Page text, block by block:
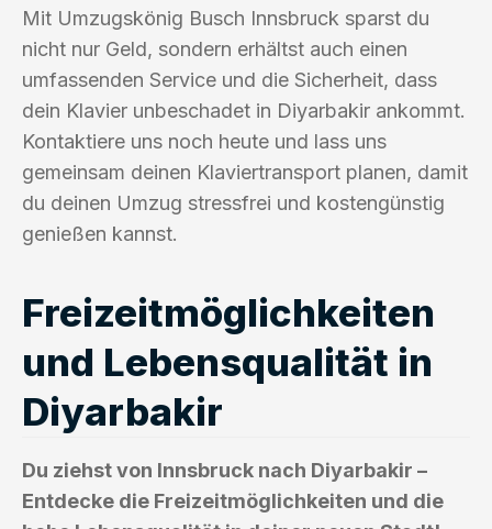
Mit Umzugskönig Busch Innsbruck sparst du
nicht nur Geld, sondern erhältst auch einen
umfassenden Service und die Sicherheit, dass
dein Klavier unbeschadet in Diyarbakir ankommt.
Kontaktiere uns noch heute und lass uns
gemeinsam deinen Klaviertransport planen, damit
du deinen Umzug stressfrei und kostengünstig
genießen kannst.
Freizeitmöglichkeiten
und Lebensqualität in
Diyarbakir
Du ziehst von Innsbruck nach Diyarbakir –
Entdecke die Freizeitmöglichkeiten und die